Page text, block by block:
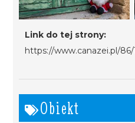
Link do tej strony:
https://www.canazei.pl/86/
Obiekt